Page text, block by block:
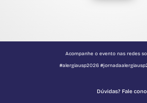
Acompanhe o evento nas redes
#alergiausp2026
Dúvidas? Fale